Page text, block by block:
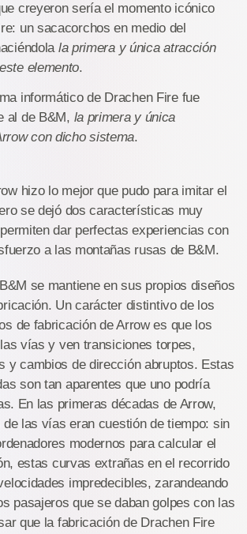
creyeron sería el momento icónico
un sacacorchos en medio del
la primera y única atracción
elemento.
informático de Drachen Fire fue
al de B&M, la primera y única
con dicho sistema.
hizo lo mejor que pudo para imitar el
se dejó dos características muy
dar perfectas experiencias con
a las montañas rusas de B&M.
se mantiene en sus propios diseños
Un carácter distintivo de los
de fabricación de Arrow es que los
vías y ven transiciones torpes,
y cambios de dirección abruptos. Estas
son tan aparentes que uno podría
En las primeras décadas de Arrow,
las vías eran cuestión de tiempo: sin
modernos para calcular el
estas curvas extrañas en el recorrido
impredecibles, zarandeando
pasajeros que se daban golpes con las
que la fabricación de Drachen Fire